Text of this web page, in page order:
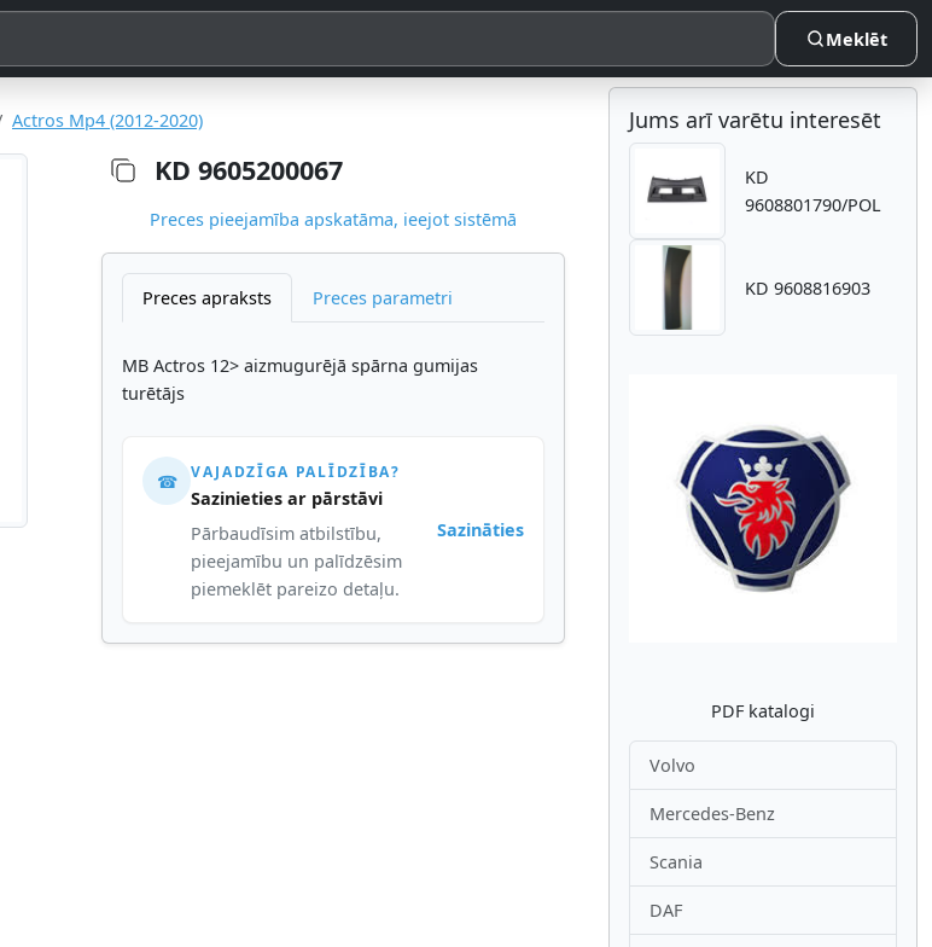
Meklēt
Actros Mp4 (2012-2020)
KD 9605200067
Preces pieejamība apskatāma, ieejot sistēmā
Preces apraksts Preces parametri
MB Actros 12> aizmugurējā spārna gumijas
turētājs
☎ VAJADZĪGA PALĪDZĪBA?
Sazinieties ar pārstāvi
Pārbaudīsim atbilstību,
pieejamību un palīdzēsim
piemeklēt pareizo detaļu.
Sazināties
Jums arī varētu interesēt
KD
9608801790/POL
KD 9608816903
Atpakaļ
PDF katalogi
Volvo
Mercedes-Benz
Scania
DAF